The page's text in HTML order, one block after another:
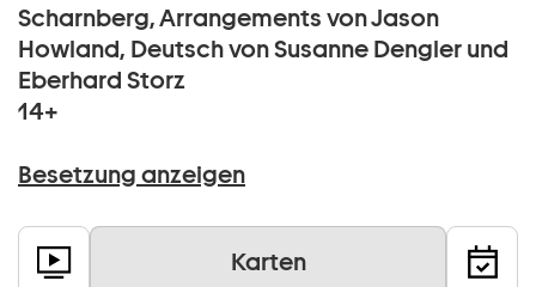
Scharnberg, Arrangements von Jason
Howland, Deutsch von Susanne Dengler und
Eberhard Storz
14+
Besetzung anzeigen
Karten